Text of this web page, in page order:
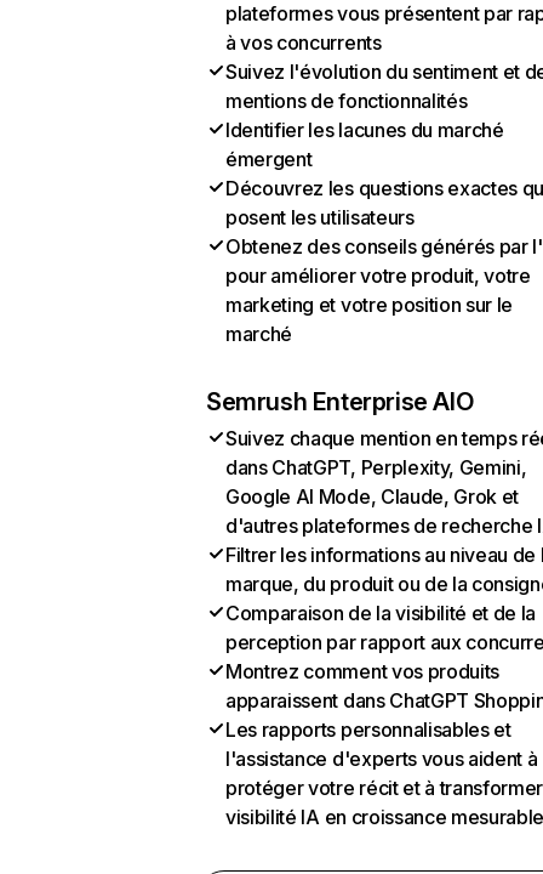
plateformes vous présentent par
à vos concurrents
Suivez l'évolution du sentiment et
mentions de fonctionnalités
Identifier les lacunes du marché
émergent
Découvrez les questions exactes
posent les utilisateurs
Obtenez des conseils générés par
pour améliorer votre produit, votre
marketing et votre position sur le
marché
Semrush Enterprise AIO
Suivez chaque mention en temps
dans ChatGPT, Perplexity, Gemini,
Google AI Mode, Claude, Grok et
d'autres plateformes de recherche
Filtrer les informations au niveau de
marque, du produit ou de la
Comparaison de la visibilité et de la
perception par rapport aux
Montrez comment vos produits
apparaissent dans ChatGPT
Les rapports personnalisables et
l'assistance d'experts vous aident à
protéger votre récit et à
visibilité IA en croissance